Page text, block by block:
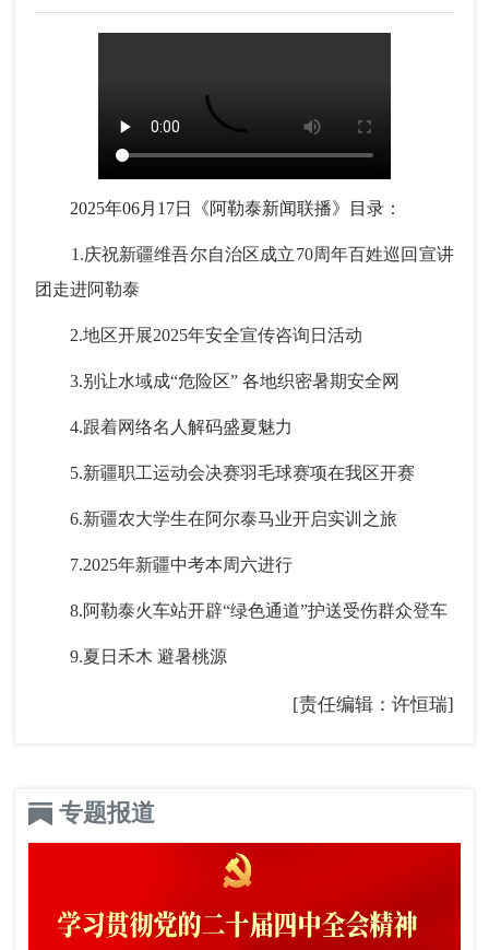
2025年06月17日《阿勒泰新闻联播》目录：
1.庆祝新疆维吾尔自治区成立70周年百姓巡回宣讲
团走进阿勒泰
2.地区开展2025年安全宣传咨询日活动
3.别让水域成“危险区” 各地织密暑期安全网
4.跟着网络名人解码盛夏魅力
5.新疆职工运动会决赛羽毛球赛项在我区开赛
6.新疆农大学生在阿尔泰马业开启实训之旅
7.2025年新疆中考本周六进行
8.阿勒泰火车站开辟“绿色通道”护送受伤群众登车
9.夏日禾木 避暑桃源
[责任编辑：许恒瑞]
专题报道